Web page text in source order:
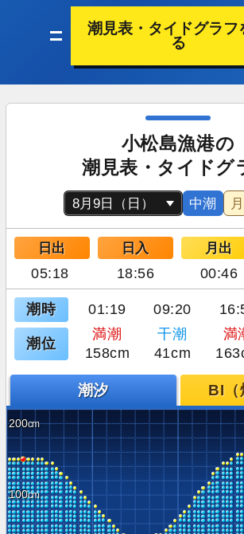
潮見表・タイドグラフ
る
小松島漁港の
潮見表・タイドグ
中潮
日出 日入 月出
05:18 18:56 00:46
潮時 01:19 09:20
潮位
満潮 干潮 満
158cm
41cm
潮汐 BI（
200
100